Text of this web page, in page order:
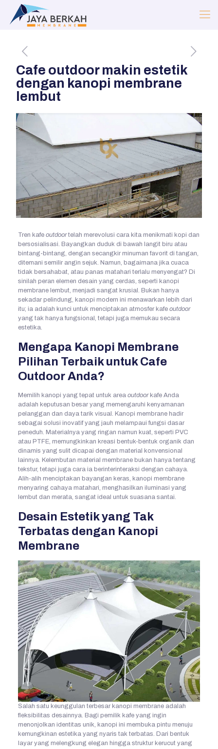
Cafe outdoor makin estetik
dengan kanopi membrane
lembut
Tren kafe outdoortelah merevolusi cara kita menikmati kopi dan
bersosialisasi. Bayangkan duduk di bawah langit biru atau
bintang-bintang, dengan secangkir minuman favorit di tangan,
ditemani semilir angin sejuk. Namun, bagaimana jika cuaca
tidak bersahabat, atau panas matahari terlalu menyengat? Di
sinilah peran elemen desain yang cerdas, seperti kanopi
membrane lembut, menjadi sangat krusial. Bukan hanya
sekadar pelindung, kanopi modern ini menawarkan lebih dari
itu; ia adalah kunci untuk menciptakan atmosfer kafe outdoor
yang tak hanya fungsional, tetapi juga memukau secara
estetika.
Mengapa Kanopi Membrane
Pilihan Terbaik untuk Cafe
Outdoor Anda?
Memilih kanopi yang tepat untuk area outdoorkafe Anda
adalah keputusan besar yang memengaruhi kenyamanan
pelanggan dan daya tarik visual. Kanopi membrane hadir
sebagai solusi inovatif yang jauh melampaui fungsi dasar
peneduh. Materialnya yang ringan namun kuat, seperti PVC
atau PTFE, memungkinkan kreasi bentuk-bentuk organik dan
dinamis yang sulit dicapai dengan material konvensional
lainnya. Kelembutan material membrane bukan hanya tentang
tekstur, tetapi juga cara ia berinterinteraksi dengan cahaya.
Alih-alih menciptakan bayangan keras, kanopi membrane
menyaring cahaya matahari, menghasilkan iluminasi yang
lembut dan merata, sangat ideal untuk suasana santai.
Desain Estetik yang Tak
Terbatas dengan Kanopi
Membrane
Salah satu keunggulan terbesar kanopi membrane adalah
fleksibilitas desainnya. Bagi pemilik kafe yang ingin
menonjolkan identitas unik, kanopi ini membuka pintu menuju
kemungkinan estetika yang nyaris tak terbatas. Dari bentuk
layar yang melengkung elegan hingga struktur kerucut yang